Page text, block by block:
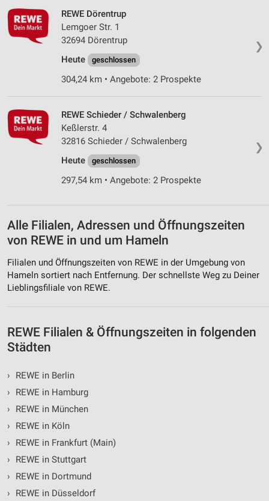
❯
REWE Dörentrup
Lemgoer Str. 1
32694 Dörentrup
Heute
geschlossen
304,24 km • Angebote: 2 Prospekte
❯
REWE Schieder / Schwalenberg
Keßlerstr. 4
32816 Schieder / Schwalenberg
Heute
geschlossen
297,54 km • Angebote: 2 Prospekte
Alle Filialen, Adressen und Öffnungszeiten
von REWE in und um Hameln
Filialen und Öffnungszeiten von REWE in der Umgebung von
Hameln sortiert nach Entfernung. Der schnellste Weg zu Deiner
Lieblingsfiliale von REWE.
REWE Filialen & Öffnungszeiten in folgenden
Städten
›
REWE in Berlin
›
REWE in Hamburg
›
REWE in München
›
REWE in Köln
›
REWE in Frankfurt (Main)
›
REWE in Stuttgart
›
REWE in Dortmund
›
REWE in Düsseldorf
Entwicklung und Verbesserung der Angebote
Verwendung reduzierter Daten zur Auswahl von
Inhalten
IAB-Besonderheiten:
Verwendung genauer Standortdaten
Informationen identifizieren
Nicht-IAB-Verarbeitungszwecke:
Performance
Werbung